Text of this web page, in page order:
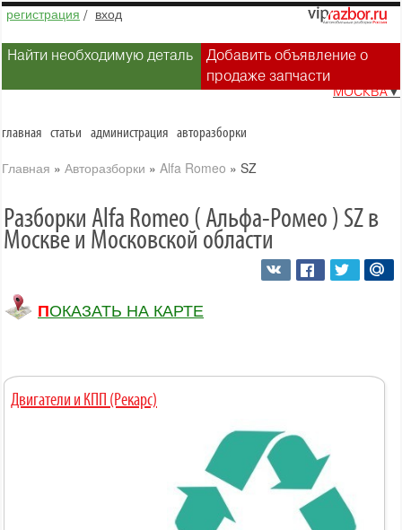
регистрация / вход
Найти необходимую деталь
Добавить объявление о
продаже запчасти
МОСКВА▼
главная статьи администрация авторазборки
Главная » Авторазборки » Alfa Romeo » SZ
Разборки Alfa Romeo ( Альфа-Ромео ) SZ в
Москве и Московской области
ПОКАЗАТЬ НА КАРТЕ
Двигатели и КПП (Рекарс)